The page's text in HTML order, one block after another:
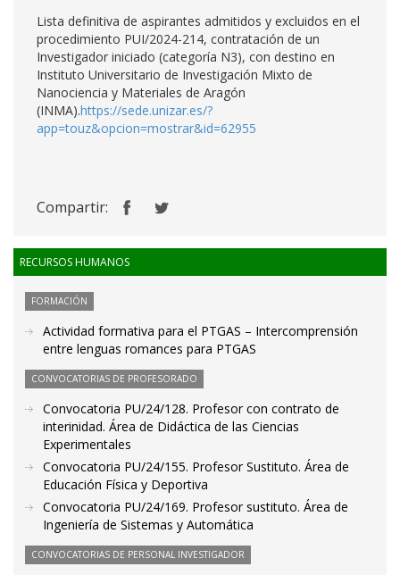
Lista definitiva de aspirantes admitidos y excluidos en el
procedimiento PUI/2024-214, contratación de un
Investigador iniciado (categoría N3), con destino en
Instituto Universitario de Investigación Mixto de
Nanociencia y Materiales de Aragón
(INMA).https://sede.unizar.es/?
app=touz&opcion=mostrar&id=62955
Compartir:
RECURSOS HUMANOS
FORMACIÓN
Actividad formativa para el PTGAS – Intercomprensión
entre lenguas romances para PTGAS
CONVOCATORIAS DE PROFESORADO
Convocatoria PU/24/128. Profesor con contrato de
interinidad. Área de Didáctica de las Ciencias
Experimentales
Convocatoria PU/24/155. Profesor Sustituto. Área de
Educación Física y Deportiva
Convocatoria PU/24/169. Profesor sustituto. Área de
Ingeniería de Sistemas y Automática
CONVOCATORIAS DE PERSONAL INVESTIGADOR